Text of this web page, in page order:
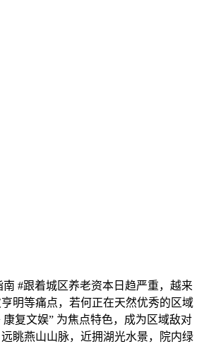
#跟着城区养老资本日趋严重，越来
明等痛点，若何正在天然优秀的区域
复文娱” 为焦点特色，成为区域敌对
眺燕山山脉，近拥湖光水景，院内绿